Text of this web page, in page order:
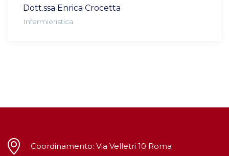
Dott.ssa Enrica Crocetta
Infermieristica
Coordinamento: Via Velletri 10 Roma